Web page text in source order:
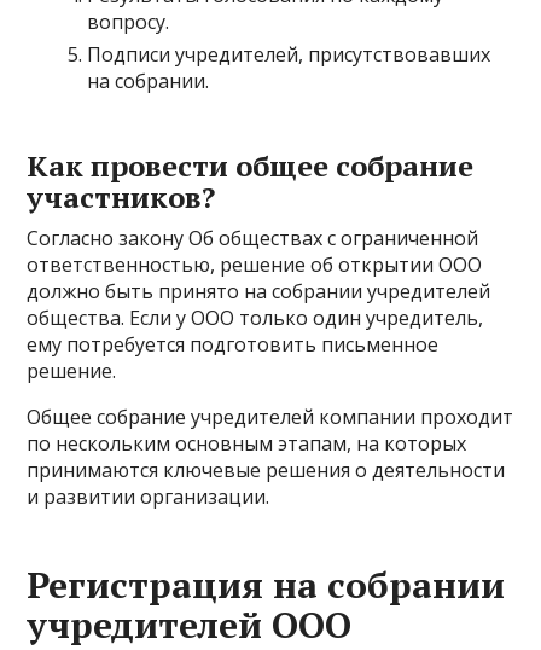
вопросу.
Подписи учредителей, присутствовавших
на собрании.
Как провести общее собрание
участников?
Согласно закону Об обществах с ограниченной
ответственностью, решение об открытии ООО
должно быть принято на собрании учредителей
общества. Если у ООО только один учредитель,
ему потребуется подготовить письменное
решение.
Общее собрание учредителей компании проходит
по нескольким основным этапам, на которых
принимаются ключевые решения о деятельности
и развитии организации.
Регистрация на собрании
учредителей ООО